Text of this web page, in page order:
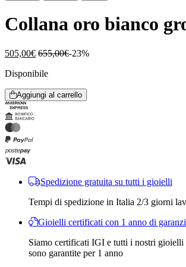
Collana oro bianco
505,00€ 655,00€-23%
Disponibile
Aggiungi al carrello
Spedizione gratuita su tutti i gioielli
Tempi di spedizione in Italia 2/3 giorni
Gioielli certificati con 1 anno di
Siamo certificati IGI e tutti i nostri gioielli
sono garantite per 1 anno